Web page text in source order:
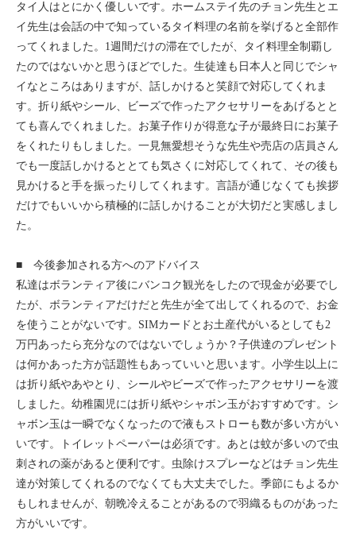
タイ人はとにかく優しいです。ホームステイ先のチョン先生とエ
イ先生は会話の中で知っているタイ料理の名前を挙げると全部作
ってくれました。1週間だけの滞在でしたが、タイ料理全制覇し
たのではないかと思うほどでした。生徒達も日本人と同じでシャ
イなところはありますが、話しかけると笑顔で対応してくれま
す。折り紙やシール、ビーズで作ったアクセサリーをあげるとと
ても喜んでくれました。お菓子作りが得意な子が最終日にお菓子
をくれたりもしました。一見無愛想そうな先生や売店の店員さん
でも一度話しかけるととても気さくに対応してくれて、その後も
見かけると手を振ったりしてくれます。言語が通じなくても挨拶
だけでもいいから積極的に話しかけることが大切だと実感しまし
た。
■ 今後参加される方へのアドバイス
私達はボランティア後にバンコク観光をしたので現金が必要でし
たが、ボランティアだけだと先生が全て出してくれるので、お金
を使うことがないです。SIMカードとお土産代がいるとしても2
万円あったら充分なのではないでしょうか？子供達のプレゼント
は何かあった方が話題性もあっていいと思います。小学生以上に
は折り紙やあやとり、シールやビーズで作ったアクセサリーを渡
しました。幼稚園児には折り紙やシャボン玉がおすすめです。シ
ャボン玉は一瞬でなくなったので液もストローも数が多い方がい
いです。トイレットペーパーは必須です。あとは蚊が多いので虫
刺されの薬があると便利です。虫除けスプレーなどはチョン先生
達が対策してくれるのでなくても大丈夫でした。季節にもよるか
もしれませんが、朝晩冷えることがあるので羽織るものがあった
方がいいです。